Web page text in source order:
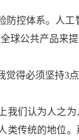
体系。人工
球公共产品来
得必须坚持3点
们认为人之为
类传统的地位